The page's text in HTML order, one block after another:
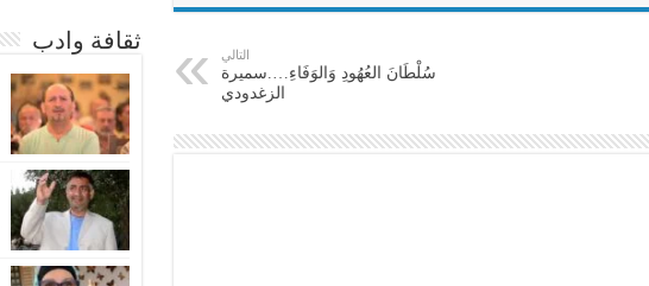
التالي
سُلْطَانَ العُهُودِ وَالوَفَاءِ….سميرة
الزغدودي
ثقافة وادب